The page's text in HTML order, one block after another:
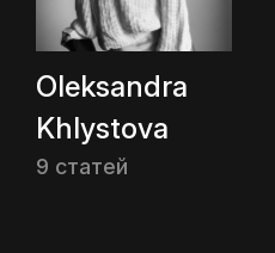
Oleksandra
Khlystova
9 статей